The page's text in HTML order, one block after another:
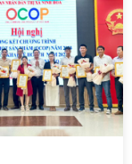
tôn vinh.